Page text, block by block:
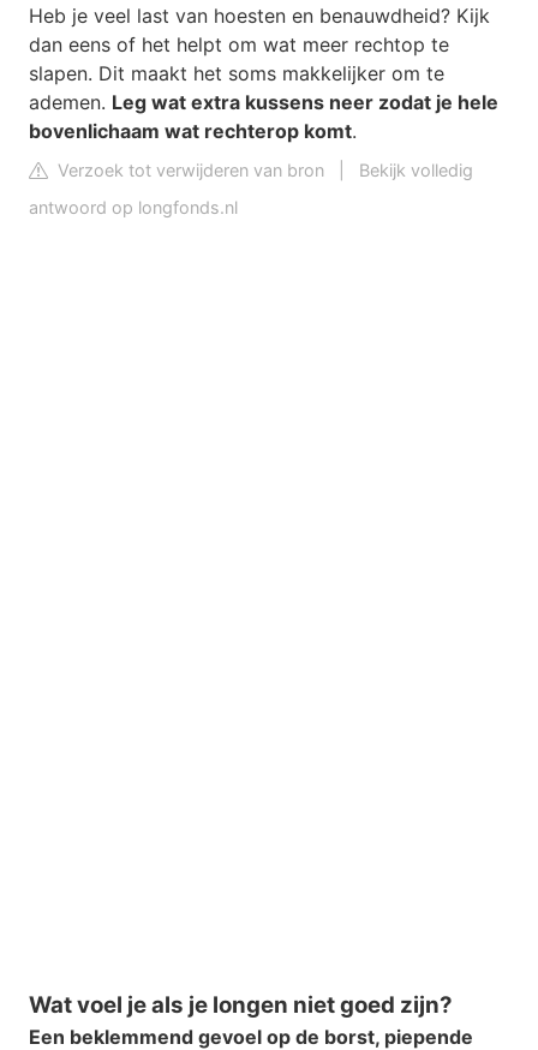
Heb je veel last van hoesten en benauwdheid? Kijk
dan eens of het helpt om wat meer rechtop te
slapen. Dit maakt het soms makkelijker om te
ademen. Leg wat extra kussens neer zodat je hele
bovenlichaam wat rechterop komt.
Verzoek tot verwijderen van bron
Bekijk volledig
antwoord op longfonds.nl
Wat voel je als je longen niet goed zijn?
Een beklemmend gevoel op de borst, piepende